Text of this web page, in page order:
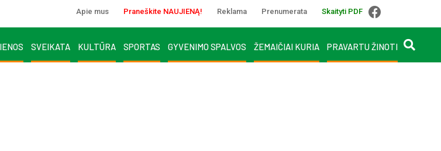
Apie mus Praneškite NAUJIENĄ! Reklama Prenumerata Skaityti PDF
SVEIKATA KULTŪRA SPORTAS GYVENIMO SPALVOS ŽEMAIČIAI KURIA PRAVARTU ŽINOTI